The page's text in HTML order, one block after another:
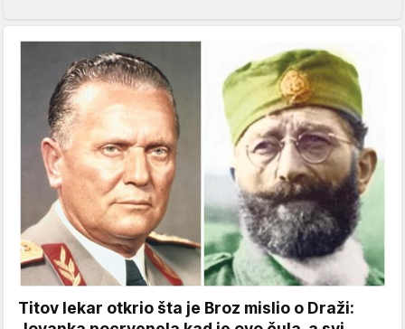
Titov lekar otkrio šta je Broz mislio o Draži: